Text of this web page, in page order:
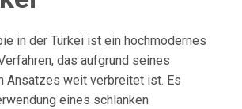
in der Türkei ist ein hochmodernes
das aufgrund seines
Ansatzes weit verbreitet ist. Es
eines schlanken